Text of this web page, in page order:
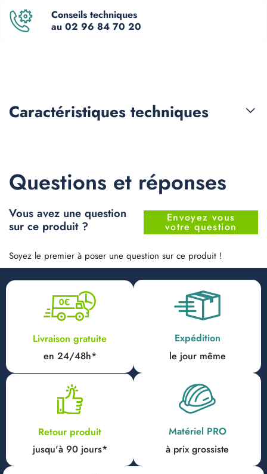
Conseils techniques
au 02 96 84 70 20
Caractéristiques techniques
Questions et réponses
Vous avez une question
sur ce produit ?
Envoyez vous
votre question
Soyez le premier à poser une question sur ce produit !
Livraison gratuite
en 24/48h*
Expédition
le jour même
Retour produit
jusqu'à 90 jours*
Matériel PRO
à prix grossiste